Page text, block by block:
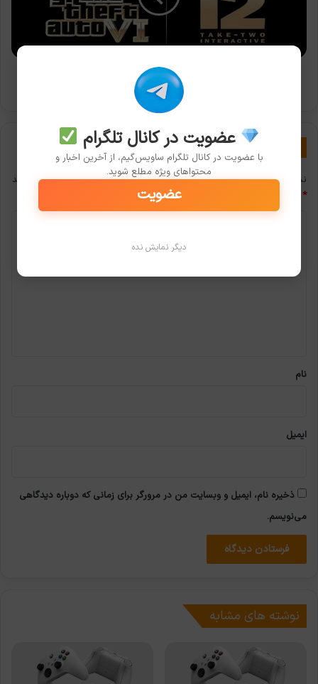
GTA
مشخص شد
دیدگاهتان را بنویسید
نشانی ایمیل شما منتشر نخواهد شد. بخش‌های موردنیاز علامت‌گذاری شده‌اند
*
نام
ایمیل
ذخیره نام، ایمیل و وبسایت من در مرورگر برای زمانی که دوباره دیدگاهی
می‌نویسم.
نوشته های مشابه
عضویت در کانال تلگرام
با عضویت در کانال تلگرام ساویس‌گیم، از آخرین اخبار و
محتواهای ویژه مطلع شوید.
عضویت
دیگر نمایش نده